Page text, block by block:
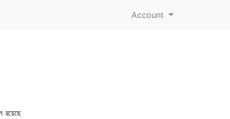
Account
রয়েছে